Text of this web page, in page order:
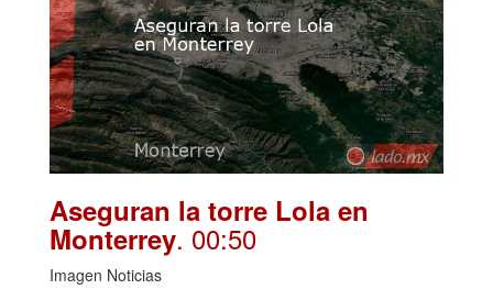
Aseguran la torre Lola en
Monterrey. 00:50
Imagen Noticias